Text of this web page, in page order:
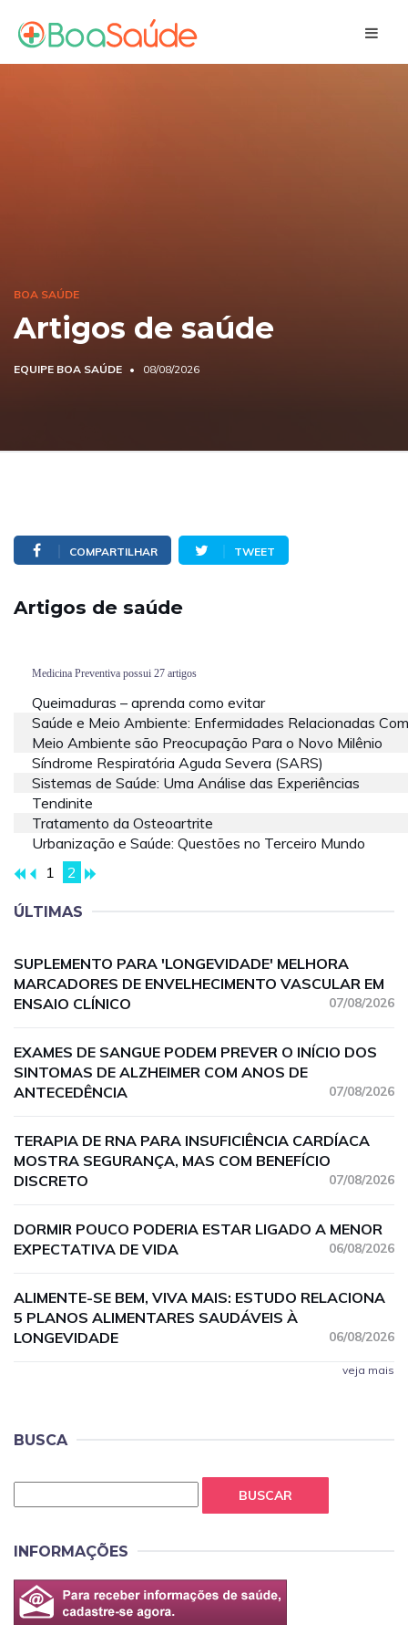
BOA SAÚDE
Artigos de saúde
EQUIPE BOA SAÚDE 08/08/2026
COMPARTILHAR TWEET
Artigos de saúde
Medicina Preventiva possui 27 artigos
Queimaduras – aprenda como evitar
Saúde e Meio Ambiente: Enfermidades Relacionadas
Meio Ambiente são Preocupação Para o Novo Milênio
Síndrome Respiratória Aguda Severa (SARS)
Sistemas de Saúde: Uma Análise das Experiências
Tendinite
Tratamento da Osteoartrite
Urbanização e Saúde: Questões no Terceiro Mundo
1
2
ÚLTIMAS
SUPLEMENTO PARA 'LONGEVIDADE' MELHORA
MARCADORES DE ENVELHECIMENTO VASCULAR EM
ENSAIO CLÍNICO
07/08/2026
EXAMES DE SANGUE PODEM PREVER O INÍCIO DOS
SINTOMAS DE ALZHEIMER COM ANOS DE
ANTECEDÊNCIA
07/08/2026
TERAPIA DE RNA PARA INSUFICIÊNCIA CARDÍACA
MOSTRA SEGURANÇA, MAS COM BENEFÍCIO
DISCRETO
07/08/2026
DORMIR POUCO PODERIA ESTAR LIGADO A MENOR
EXPECTATIVA DE VIDA
06/08/2026
ALIMENTE-SE BEM, VIVA MAIS: ESTUDO RELACIONA
5 PLANOS ALIMENTARES SAUDÁVEIS À
LONGEVIDADE
06/08/2026
veja mais
BUSCA
BUSCAR
INFORMAÇÕES